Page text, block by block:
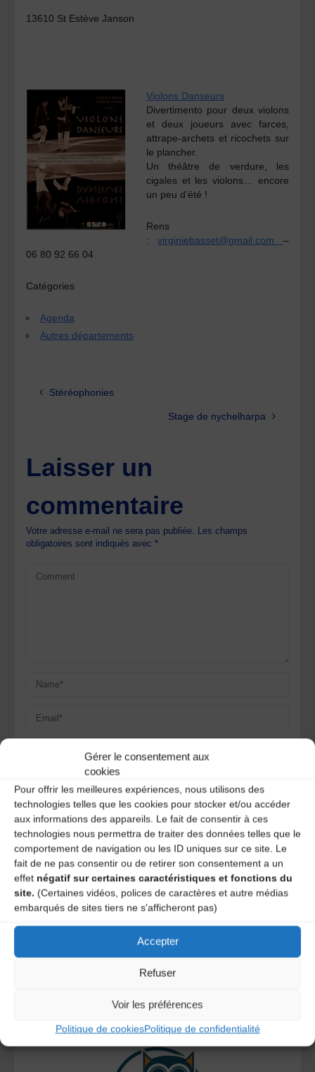
Gérer le consentement aux
cookies
Pour offrir les meilleures expériences, nous utilisons des
technologies telles que les cookies pour stocker et/ou accéder
aux informations des appareils. Le fait de consentir à ces
technologies nous permettra de traiter des données telles que le
comportement de navigation ou les ID uniques sur ce site. Le
fait de ne pas consentir ou de retirer son consentement a un
effet négatif sur certaines caractéristiques et fonctions du
site. (Certaines vidéos, polices de caractères et autre médias
embarqués de sites tiers ne s'afficheront pas)
Accepter
Refuser
Voir les préférences
Politique de cookiesPolitique de confidentialité
13610 St Estève Janson
Violons Danseurs
Divertimento pour deux violons
et deux joueurs avec farces,
attrape-archets et ricochets sur
le plancher.
Un théâtre de verdure, les
cigales et les violons… encore
un peu d’été !
Rens
:virginiebasset@gmail.com –
06 80 92 66 04
Catégories
Agenda
Autres départements
Stéréophonies
Stage de nychelharpa
Laisser un
commentaire
Votre adresse e-mail ne sera pas publiée. Les champs
obligatoires sont indiqués avec*
time I post a comment.
Ce site utilise Akismet pour réduire les indésirables.En
savoir plus sur la façon dont les données de vos
commentaires sont traitées.